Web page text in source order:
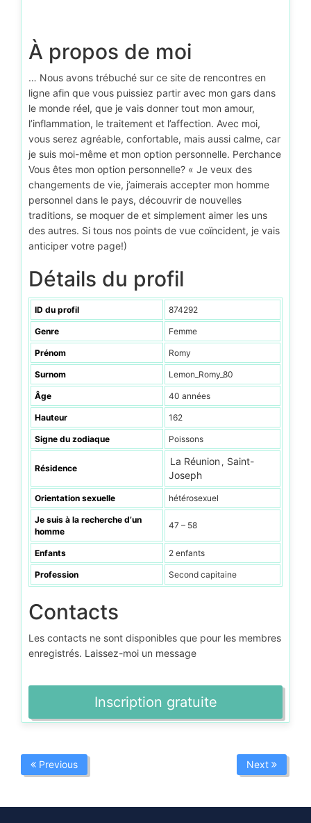
À propos de moi
… Nous avons trébuché sur ce site de rencontres en
ligne afin que vous puissiez partir avec mon gars dans
le monde réel, que je vais donner tout mon amour,
l’inflammation, le traitement et l’affection. Avec moi,
vous serez agréable, confortable, mais aussi calme, car
je suis moi-même et mon option personnelle. Perchance
Vous êtes mon option personnelle? « Je veux des
changements de vie, j’aimerais accepter mon homme
personnel dans le pays, découvrir de nouvelles
traditions, se moquer de et simplement aimer les uns
des autres. Si tous nos points de vue coïncident, je vais
anticiper votre page!)
Détails du profil
ID du profil 874292
Genre Femme
Prénom Romy
Surnom Lemon_Romy_80
Âge 40 années
Hauteur 162
Signe du zodiaque Poissons
Résidence
La Réunion , Saint-
Joseph
Orientation sexuelle hétérosexuel
Je suis à la recherche d’un
homme
47 – 58
Enfants 2 enfants
Profession Second capitaine
Contacts
Les contacts ne sont disponibles que pour les membres
enregistrés. Laissez-moi un message
Inscription gratuite
Previous Next